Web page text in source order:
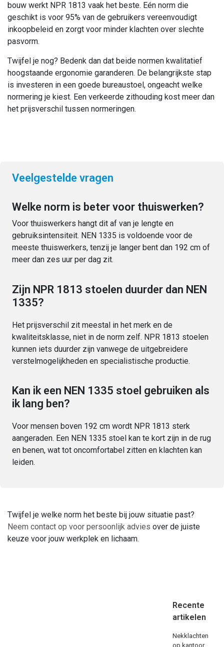
bouw werkt NPR 1813 vaak het beste. Eén norm die
geschikt is voor 95% van de gebruikers vereenvoudigt
inkoopbeleid en zorgt voor minder klachten over slechte
pasvorm.
Twijfel je nog? Bedenk dan dat beide normen kwalitatief
hoogstaande ergonomie garanderen. De belangrijkste stap
is investeren in een goede bureaustoel, ongeacht welke
normering je kiest. Een verkeerde zithouding kost meer dan
het prijsverschil tussen normeringen.
Veelgestelde vragen
Welke norm is beter voor thuiswerken?
Voor thuiswerkers hangt dit af van je lengte en
gebruiksintensiteit. NEN 1335 is voldoende voor de
meeste thuiswerkers, tenzij je langer bent dan 192 cm of
meer dan zes uur per dag zit.
Zijn NPR 1813 stoelen duurder dan NEN
1335?
Het prijsverschil zit meestal in het merk en de
kwaliteitsklasse, niet in de norm zelf. NPR 1813 stoelen
kunnen iets duurder zijn vanwege de uitgebreidere
verstelmogelijkheden en specialistische productie.
Kan ik een NEN 1335 stoel gebruiken als
ik lang ben?
Voor mensen boven 192 cm wordt NPR 1813 sterk
aangeraden. Een NEN 1335 stoel kan te kort zijn in de rug
en benen, wat tot oncomfortabel zitten en klachten kan
leiden.
Twijfel je welke norm het beste bij jouw situatie past?
Neem contact op voor persoonlijk advies over de juiste
keuze voor jouw werkplek en lichaam.
Recente
artikelen
Nekklachten
op kantoor